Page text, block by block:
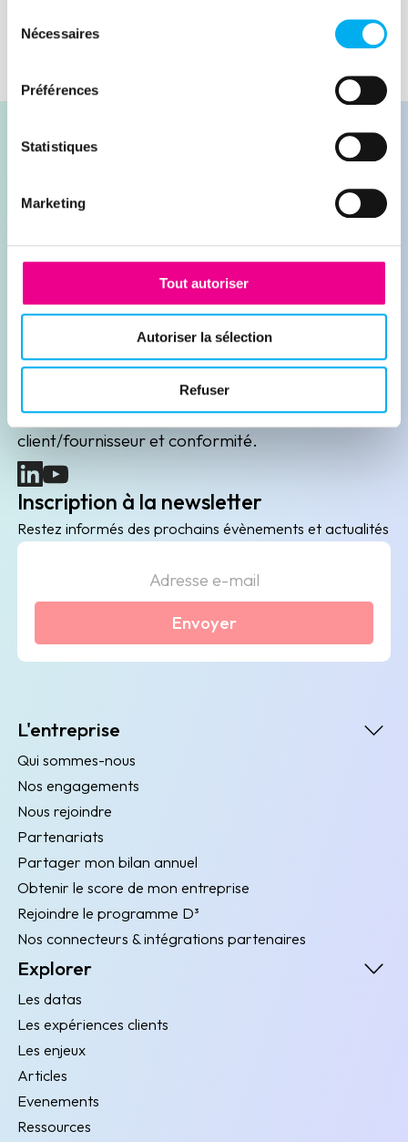
Nécessaires
Préférences
Statistiques
Marketing
Tout autoriser
Autoriser la sélection
Refuser
Demander une démonstration
Leader de l'information sur les entreprises depuis
plus de 130 ans, ELLISPHERE accompagne les
acteurs économiques dans leurs problématiques
B2B de data marketing, gestion des risques
client/fournisseur et conformité.
(nouvelle fenêtre)
(nouvelle fenêtre)
Inscription à la newsletter
Restez informés des prochains évènements et actualités
Envoyer
L'entreprise
Qui sommes-nous
Nos engagements
Nous rejoindre
Partenariats
Partager mon bilan annuel
Obtenir le score de mon entreprise
Rejoindre le programme D³
Nos connecteurs & intégrations partenaires
Explorer
Les datas
Les expériences clients
Les enjeux
Articles
Evenements
Ressources